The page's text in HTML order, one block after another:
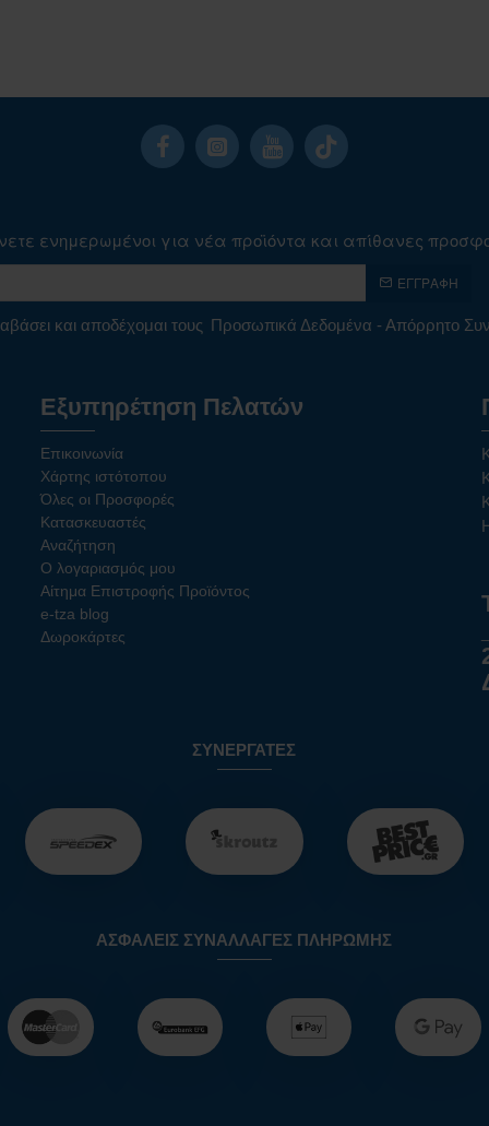
ενημερωμένοι για νέα προϊόντα και απίθανες
ΕΓΓΡΑΦΉ
και αποδέχομαι τους Προσωπικά Δεδομένα - Απόρρητο
Εξυπηρέτηση Πελατών
Επικοινωνία
Χάρτης ιστότοπου
Όλες οι Προσφορές
Κατασκευαστές
Αναζήτηση
Ο λογαριασμός μου
Αίτημα Επιστροφής Προϊόντος
e-tza blog
Δωροκάρτες
ΣΥΝΕΡΓΆΤΕΣ
ΑΣΦΑΛΕΊΣ ΣΥΝΑΛΛΑΓΈΣ ΠΛΗΡΩΜΉΣ